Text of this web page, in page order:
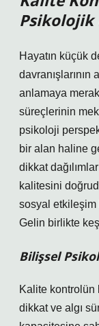
Psikolojik
Hayatın küçük
anlamaya
süreçlerinin
psikoloji
bir alan haline
dikkat
kalitesini
sosyal etkileşim
Gelin birlikte
Bilişsel
Kalite kontrolün
dikkat ve algı